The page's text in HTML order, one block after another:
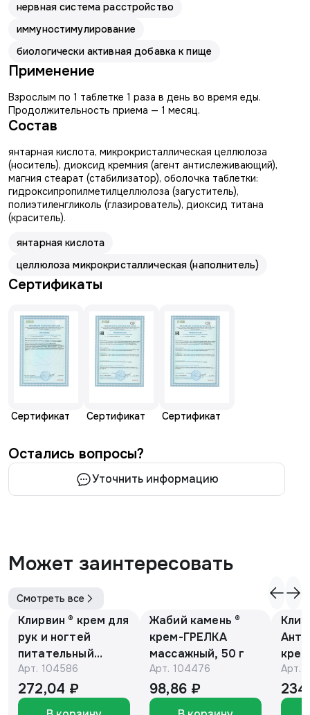
нервная система расстройство
иммуностимулирование
биологически активная добавка к пище
Применение
Взрослым по 1 таблетке 1 раза в день во время еды.
Продолжительность приема — 1 месяц.
Состав
янтарная кислота, микрокристаллическая целлюлоза
(носитель), диоксид кремния (агент антислеживающий),
магния стеарат (стабилизатор), оболочка таблетки:
гидроксипропилметилцеллюлоза (загуститель),
полиэтиленгликоль (глазирователь), диоксид титана
(краситель).
янтарная кислота
целлюлоза микрокристаллическая (наполнитель)
Сертификаты
Сертификат Сертификат Сертификат
Остались вопросы?
Уточнить информацию
Может заинтересовать
Смотреть все
Клирвин ® крем для
рук и ногтей
питательный
против
гиперпигментации
для осветления
Арт. 104586
272,04 ₽
Жабий камень ®
крем-ГРЕЛКА
массажный, 50 г
Арт. 104476
98,86 ₽
Е и
Арт.